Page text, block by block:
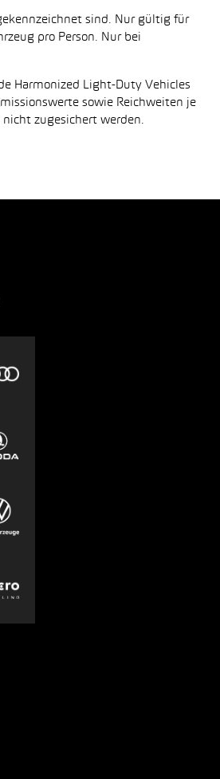
sind. Nur gültig für
pro Person. Nur bei
Harmonized Light-Duty Vehicles
sowie Reichweiten je
zugesichert werden.